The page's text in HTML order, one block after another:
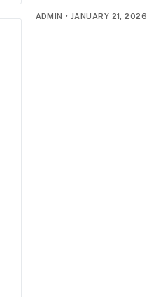
ADMIN • JANUARY 21, 2026